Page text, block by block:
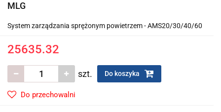
MLG
System zarządzania sprężonym powietrzem - AMS20/30/40/60
25635.32
szt. Do koszyka
Do przechowalni